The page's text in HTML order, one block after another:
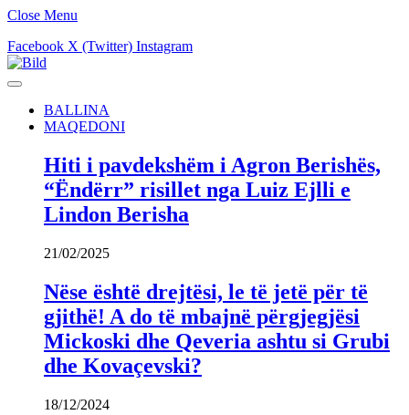
Close Menu
Facebook X (Twitter) Instagram
BALLINA
MAQEDONI
Hiti i pavdekshëm i Agron Berishës,
“Ëndërr” risillet nga Luiz Ejlli e
Lindon Berisha
21/02/2025
Nëse është drejtësi, le të jetë për të
gjithë! A do të mbajnë përgjegjësi
Mickoski dhe Qeveria ashtu si Grubi
dhe Kovaçevski?
18/12/2024